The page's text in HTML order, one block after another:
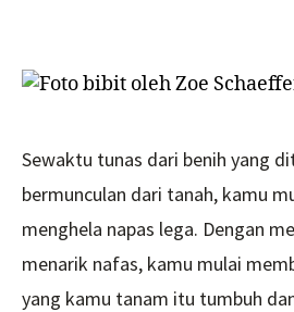
Sewaktu tunas dari benih yang
bermunculan dari tanah, kamu
menghela napas lega. Dengan
menarik nafas, kamu mulai
yang kamu tanam itu tumbuh